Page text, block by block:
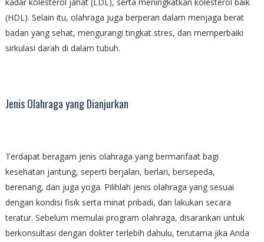
(HDL). Selain itu, olahraga juga berperan dalam menjaga berat
badan yang sehat, mengurangi tingkat stres, dan memperbaiki
sirkulasi darah di dalam tubuh.
Jenis Olahraga yang Dianjurkan
Terdapat beragam jenis olahraga yang bermanfaat bagi
kesehatan jantung, seperti berjalan, berlari, bersepeda,
berenang, dan juga yoga. Pilihlah jenis olahraga yang sesuai
dengan kondisi fisik serta minat pribadi, dan lakukan secara
teratur. Sebelum memulai program olahraga, disarankan untuk
berkonsultasi dengan dokter terlebih dahulu, terutama jika Anda